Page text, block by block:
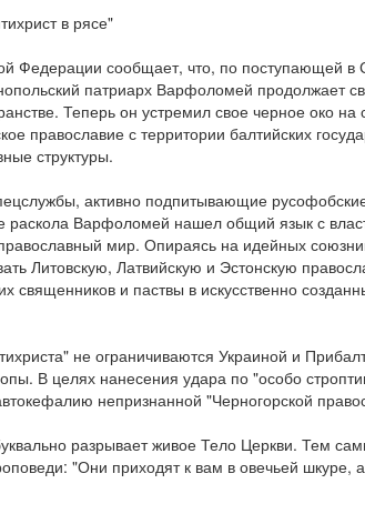
в рясе"
Федерации сообщает, что, по поступающей
патриарх Варфоломей продолжает
Теперь он устремил свое черное око на
православие с территории балтийских
структуры.
активно подпитывающие
раскола Варфоломей нашел общий язык с
мир. Опираясь на идейных
Литовскую, Латвийскую и Эстонскую
священников и паствы в искусственно
не ограничиваются Украиной и
В целях нанесения удара по "особо
непризнанной "Черногорской
разрывает живое Тело Церкви. Тем
"Они приходят к вам в овечьей шкуре,